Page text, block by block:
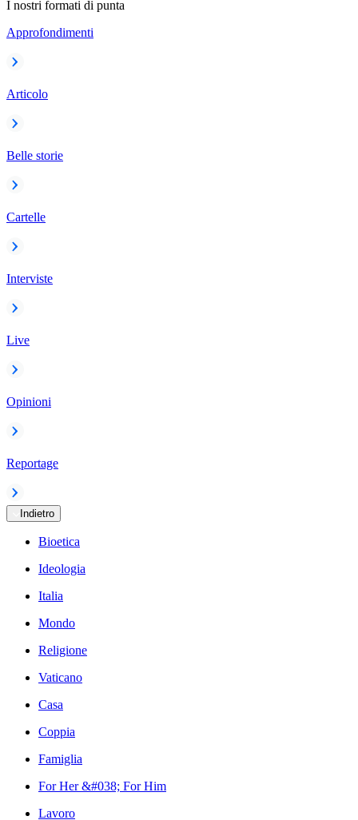
I nostri formati di punta
Approfondimenti
Articolo
Belle storie
Cartelle
Interviste
Live
Opinioni
Reportage
Indietro
Bioetica
Ideologia
Italia
Mondo
Religione
Vaticano
Casa
Coppia
Famiglia
For Her &#038; For Him
Lavoro